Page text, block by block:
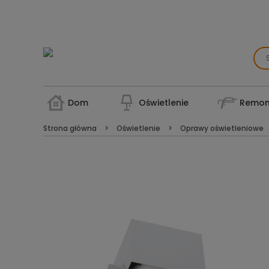
Dom Oświetlenie
Strona główna Oświetlenie Oprawy oświetleniowe